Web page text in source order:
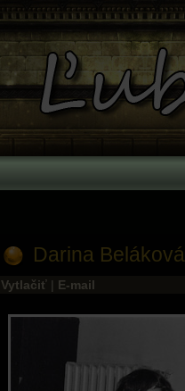
Darina Beláková
Vytlačiť | E-mail